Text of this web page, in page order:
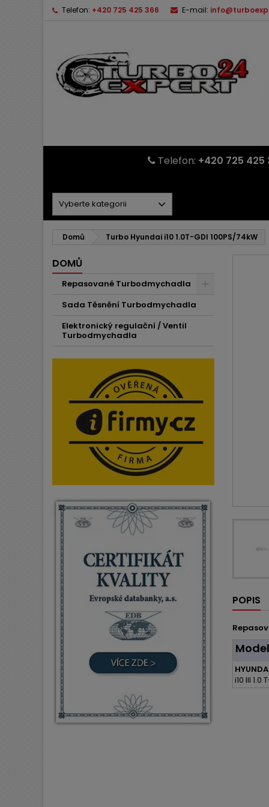
Telefon: +420 725 425 366 E-mail:
Telefon: +420 725 425
Domů Turbo Hyundai i10 1.0T-GDI 100PS/74kW
DOMŮ
Repasované Turbodmychadla
Sada Těsnění Turbodmychadla
Elektronický regulační / Ventil
Turbodmychadla
POPIS
Model
i10 III 1.0